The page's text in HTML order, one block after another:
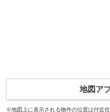
地図ア
※地図上に表示される物件の位置は付近